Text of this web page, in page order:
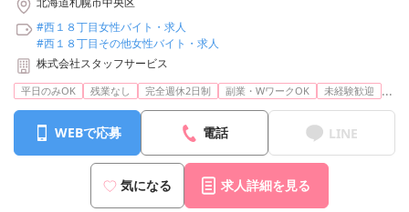
#西１８丁目女性バイト・求人
#西１８丁目その他女性バイト・求人
株式会社スタッフサービス
平日のみOK 残業なし 完全週休2日制 副業・WワークOK 未経験歓迎 ...
WEBで応募 電話 LINE
気になる 求人詳細を見る